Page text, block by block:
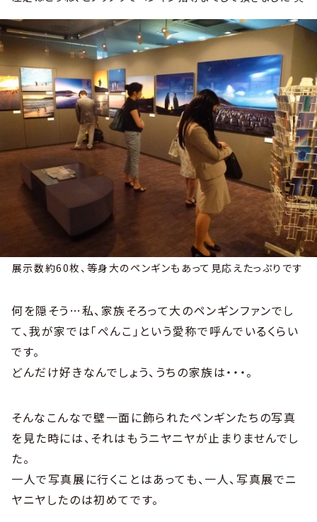
展示数約60枚、等身大のペンギンもあって見応えたっぷりです
何を隠そう…私、家族そろって大のペンギンファンでし
て、我が家では「ぺんこ」という愛称で呼んでいるくらい
です。
どんだけ好きなんでしょう、うちの家族は・・・。
そんなこんなで壁一面に飾られたペンギンたちの写真
を見た時には、それはもうニヤニヤが止まりませんでし
た。
一人で写真展に行くことはあっても、一人、写真展でニ
ヤニヤしたのは初めてです。